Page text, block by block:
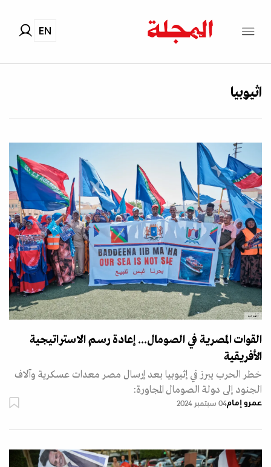
EN
اثيوبيا
أ ف ب
القوات المصرية في الصومال... إعادة رسم الاستراتيجية
الأفريقية
خطر الحرب يبرز في إثيوبيا بعد إرسال مصر معدات عسكرية وآلاف
الجنود إلى دولة الصومال المجاورة:
عمرو إمام04 سبتمبر 2024